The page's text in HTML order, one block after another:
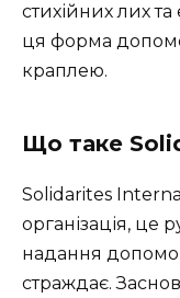
стихійних лих
ця форма
краплею.
Що таке
Solidarites
організація, це
надання
страждає.